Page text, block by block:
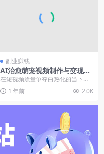
副业赚钱
AI治愈萌宠视频制作与变现全
攻略，新手快速入门指南
在短视频流量争夺白热化的当下，
情感治愈类萌宠内容正成为平台新
宠。通过 AI 技术...
1 年前 2.0K